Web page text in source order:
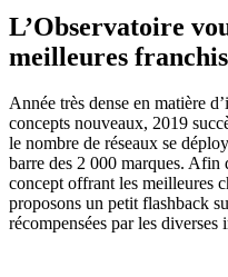
L’Observatoire
meilleures
Année très dense en matière
concepts nouveaux, 2019
le nombre de réseaux se
barre des 2 000 marques. Afin
concept offrant les meilleures
proposons un petit flashback
récompensées par les